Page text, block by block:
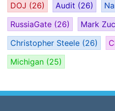
DOJ (26) Audit (26)
RussiaGate (26) Mark
Christopher Steele (26)
Michigan (25)